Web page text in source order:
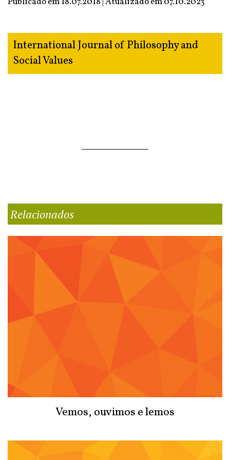
International Journal of Philosophy and
Social Values
Relacionados
Vemos, ouvimos e lemos